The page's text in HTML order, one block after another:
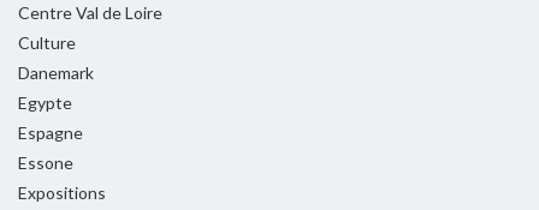
Centre Val de Loire
Culture
Danemark
Egypte
Espagne
Essone
Expositions